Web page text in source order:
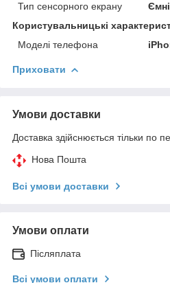
Тип сенсорного екрану
Користувальницькі
Моделі телефона
Приховати
Умови доставки
Доставка здійснюється тільки по
Нова Пошта
Всі умови доставки
Умови оплати
Післяплата
Всі умови оплати